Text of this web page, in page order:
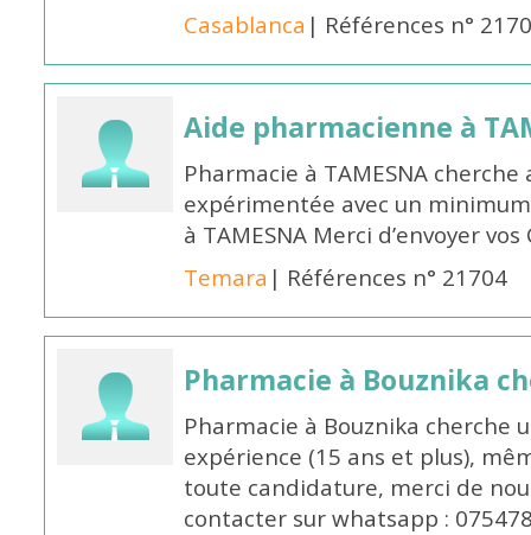
Casablanca | Références n°
Aide pharmacienne à
Pharmacie à TAMESNA
expérimentée avec un
à TAMESNA Merci d’envoyer
Temara | Références n° 21704
Pharmacie à Bouznika
Pharmacie à Bouznika cherche
expérience (15 ans et plus),
toute candidature, merci de
contacter sur whatsapp :